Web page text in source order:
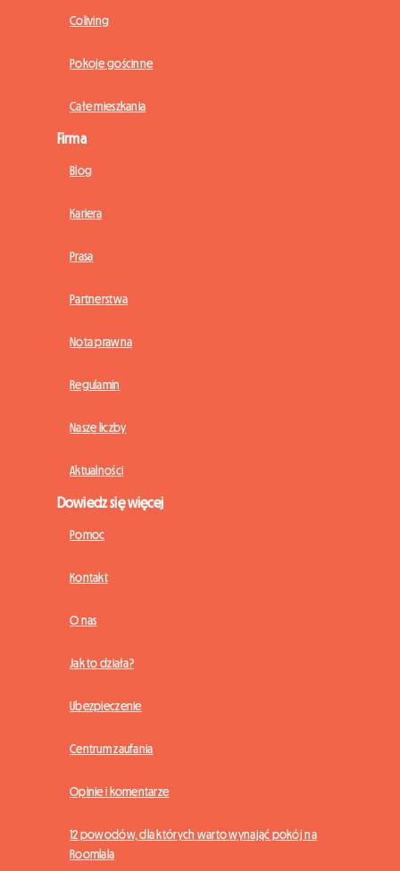
Coliving
Pokoje gościnne
Całe mieszkania
Firma
Blog
Kariera
Prasa
Partnerstwa
Nota prawna
Regulamin
Nasze liczby
Aktualności
Dowiedz się więcej
Pomoc
Kontakt
O nas
Jak to działa?
Ubezpieczenie
Centrum zaufania
Opinie i komentarze
12 powodów, dla których warto wynająć pokój na
Roomlala